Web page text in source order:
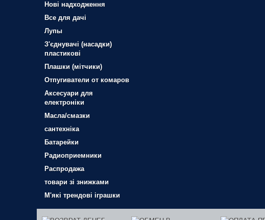
Нові надходження
Все для дачі
Лупы
З'єднувачі (насадки)
пластикові
Плашки (мітчики)
Отпугиватели от комаров
Аксесуари для
електроніки
Масла/смазки
сантехніка
Батарейки
Радиоприемники
Распродажа
товари зі знижками
М'які трендові іграшки